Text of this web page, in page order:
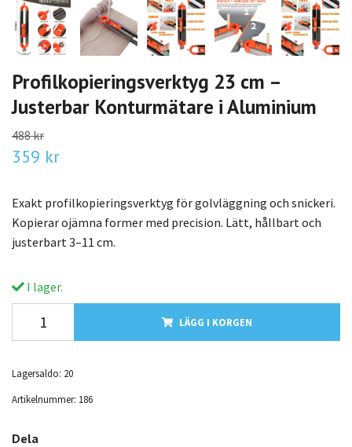
Profilkopieringsverktyg 23 cm –
Justerbar Konturmätare i Aluminium
488 kr
359 kr
Exakt profilkopieringsverktyg för golvläggning och snickeri.
Kopierar ojämna former med precision. Lätt, hållbart och
justerbart 3–11 cm.
I lager.
LÄGG I KORGEN
Lagersaldo: 20
Artikelnummer: 186
Dela